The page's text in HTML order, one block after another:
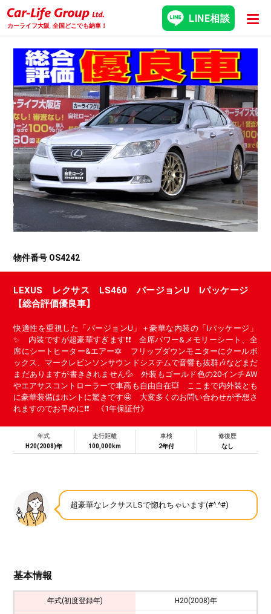
カーライフ大阪 全国どこでも納車！
LINE相談
物件番号 OS4242
LEXUS レクサス LS460 バージョンU Iパッケージ
【総合評価優良車】
快適性を重視した「バージョンU」＋豪華な内装の「Iパッケージ」
✨ 内装ですが超豪華すぎます❗❗ 全席パワー&メモリーシート、全
席にシートヒーター&エアー🔯 フリップダウンモニターにクールボ
ックス、マークレビンソンサウンドシステムで音響も抜群🎶などまだ
まだありますが書ききれません💦 外装もゴールド色の20インチAW
やエアサスコントローラーで車高も自由自在💥 ここまで内外装とも
に豪華装備はホントに驚きです🤩 大変多くのお問い合わせが予想さ
れますのでお早めに❗❗ 《1年保証付》
年式
H20(2008)年
走行距離
100,000km
車検
2年付
修復歴
なし
超豪華なレクサスLSで惚れちゃいます(#^.^#)
基本情報
年式(初度登録年) H20(2008)年